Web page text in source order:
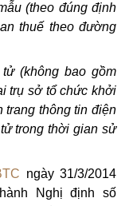
(theo đúng định
thuế theo đường
(không bao gồm
trụ sở tổ chức khởi
trang thông tin điện
trong thời gian sử
ngày 31/3/2014
Nghị định số